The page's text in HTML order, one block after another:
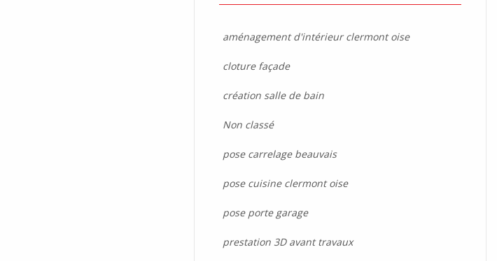
aménagement d'intérieur clermont oise
cloture façade
création salle de bain
Non classé
pose carrelage beauvais
pose cuisine clermont oise
pose porte garage
prestation 3D avant travaux